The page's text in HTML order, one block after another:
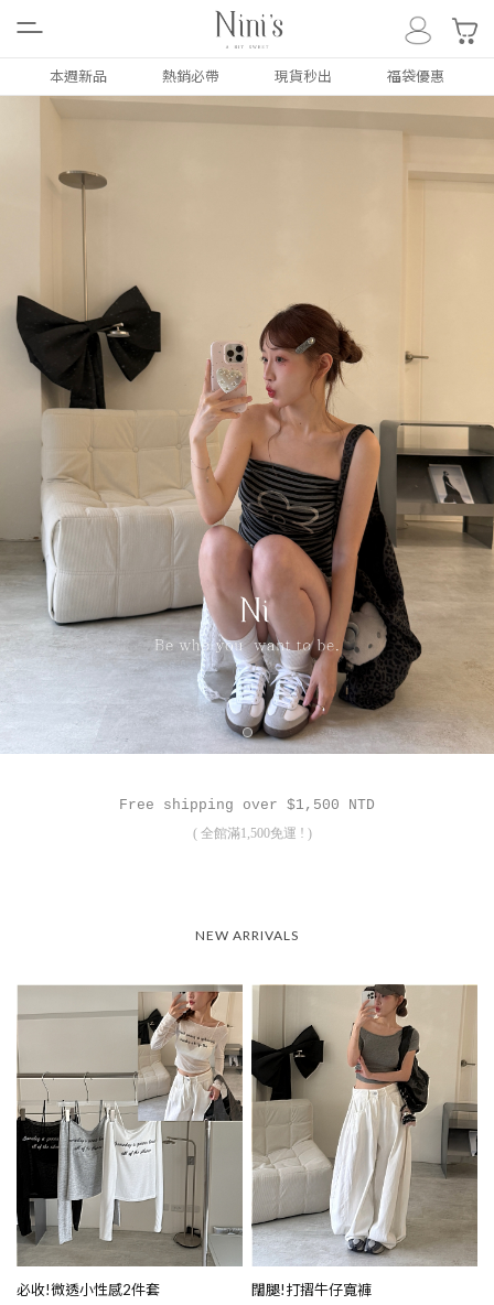
0
本週新品 熱銷必帶 現貨秒出 福袋優惠
本週新品
下著BOTTOM
外套 COAT
洋裝/套裝 DRESS
配件類 ACC
HOT熱賣必收!
FAST現貨
2026 福袋
Free shipping over $1,500 NTD
( 全館滿1,500免運 ! )
NEW ARRIVALS
必收!微透小性感2件套
闊腿!打摺牛仔寬褲